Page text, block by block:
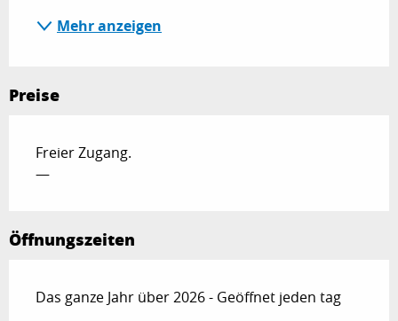
Mehr anzeigen
Preise
Freier Zugang.
—
Öffnungszeiten
Das ganze Jahr über 2026 - Geöffnet jeden tag